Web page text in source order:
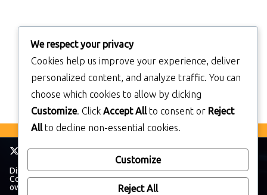
Disclaimer: TheWalkmanBlog has no affiliation with The Sony
Corporation. All trademarks and brands belong to their respective
owners.
We respect your privacy
Cookies help us improve your experience, deliver
personalized content, and analyze traffic. You can
choose which cookies to allow by clicking
Customize. Click Accept Allto consent or Reject
Allto decline non-essential cookies.
Customize
Reject All